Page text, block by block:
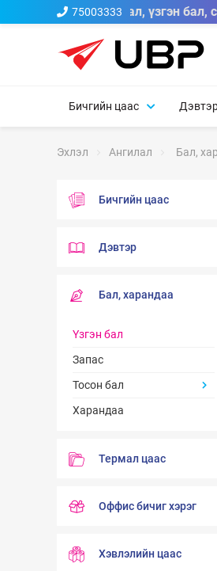
75003333
брэндийн тосон бал, үзгэн бал,
Бичгийн цаас
Эхлэл Ангилал Бал,
Бичгийн цаас
Дэвтэр
Бал, харандаа
Үзгэн бал
Запас
Тосон бал
Харандаа
Термал цаас
Оффис бичиг хэрэг
Хэвлэлийн цаас